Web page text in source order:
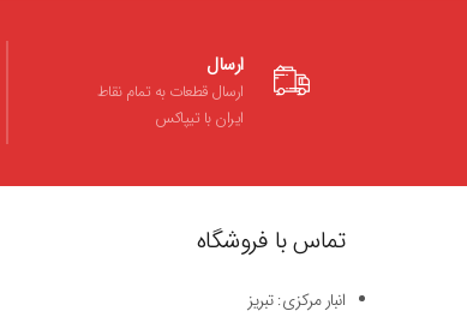
ارسال
ارسال قطعات به تمام نقاط
ایران با تیپاکس
تماس با فروشگاه
انبار مرکزی: تبریز